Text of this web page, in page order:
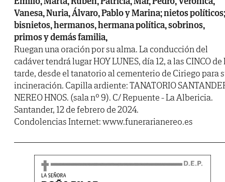
Vanesa, Nuria, Álvaro, Pablo y Marina; nietos políticos;
bisnietos, hermanos, hermana política, sobrinos,
primos y demás familia,
Ruegan una oración por su alma. La conducción del
cadáver tendrá lugar HOY LUNES, día 12, a las CINCO de
tarde, desde el tanatorio al cementerio de Ciriego para
incineración. Capilla ardiente: TANATORIO
NEREO HNOS. (sala nº 9). C/ Repuente - La Albericia.
Santander, 12 de febrero de 2024.
Condolencias Internet: www.funerarianereo.es